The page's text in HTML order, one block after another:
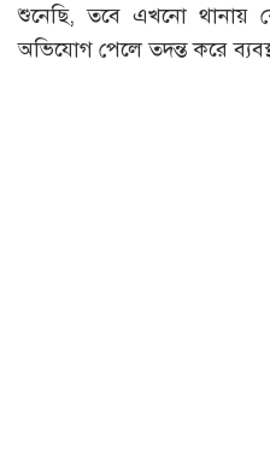
শুনেছি, তবে এখনো থানায়
অভিযোগ পেলে তদন্ত করে